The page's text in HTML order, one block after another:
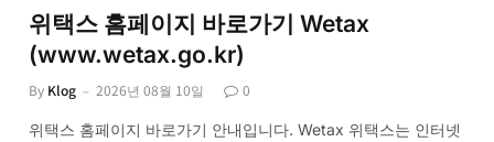
위택스 홈페이지 바로가기 Wetax
(www.wetax.go.kr)
By Klog 2026년 08월 10일 0
위택스 홈페이지 바로가기 안내입니다. Wetax 위택스는 인터넷